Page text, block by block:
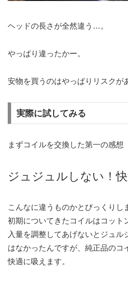
ヘッドの長さが全然違う…。
やっぱり違ったかー。
安物を買うのはやっぱりリスクが
実際に試してみる
まずコイルを交換した第一の感想
ジュジュルしない！快
こんなに違うものかとびっくりし
初期についてきたコイルはコット
入量を調整してあげないとジュル
はなかったんですが、純正品のコ
快適に吸えます。